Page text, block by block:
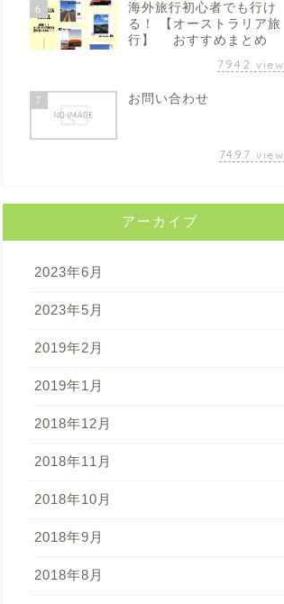
6
海外旅行初心者でも行け
る！ 【オーストラリア旅
行】 おすすめまとめ
7942 view
7 お問い合わせ
7497 view
アーカイブ
2023年6月
2023年5月
2019年2月
2019年1月
2018年12月
2018年11月
2018年10月
2018年9月
2018年8月